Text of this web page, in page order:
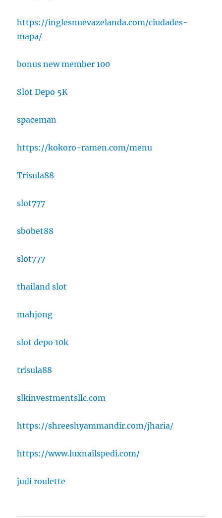
https://inglesnuevazelanda.com/ciudades-
mapa/
bonus new member 100
Slot Depo 5K
spaceman
https://kokoro-ramen.com/menu
Trisula88
slot777
sbobet88
slot777
thailand slot
mahjong
slot depo 10k
trisula88
slkinvestmentsllc.com
https://shreeshyammandir.com/jharia/
https://www.luxnailspedi.com/
judi roulette